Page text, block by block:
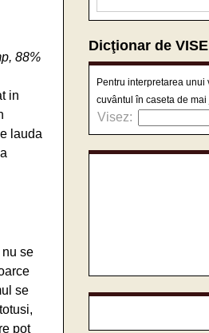
88%
in
lauda
se
se
pot
Dicţionar de VISE
Pentru interpretarea unui
cuvântul în caseta de mai
Visez: